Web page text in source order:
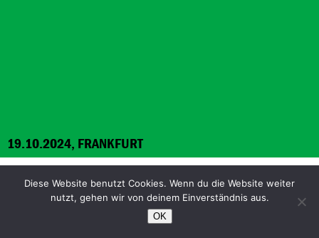
19.10.2024, FRANKFURT
Stadtrundgang
Diese Website benutzt Cookies. Wenn du die Website weiter
nutzt, gehen wir von deinem Einverständnis aus.
OK